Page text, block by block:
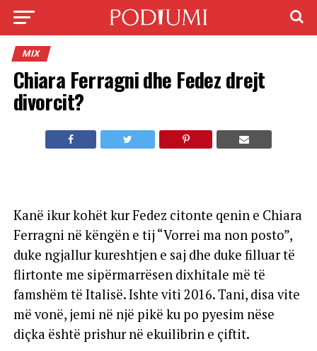
MIX
Chiara Ferragni dhe Fedez drejt
divorcit?
Kanë ikur kohët kur Fedez citonte qenin e Chiara
Ferragni në këngën e tij “Vorrei ma non posto”,
duke ngjallur kureshtjen e saj dhe duke filluar të
flirtonte me sipërmarrësen dixhitale më të
famshëm të Italisë. Ishte viti 2016. Tani, disa vite
më vonë, jemi në një pikë ku po pyesim nëse
diçka është prishur në ekuilibrin e çiftit.